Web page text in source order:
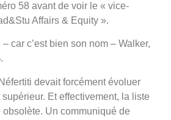
58 avant de voir le « vice-
Affairs & Equity ».
– car c’est bien son nom – Walker,
devait forcément évoluer
Et effectivement, la liste
obsolète. Un communiqué de